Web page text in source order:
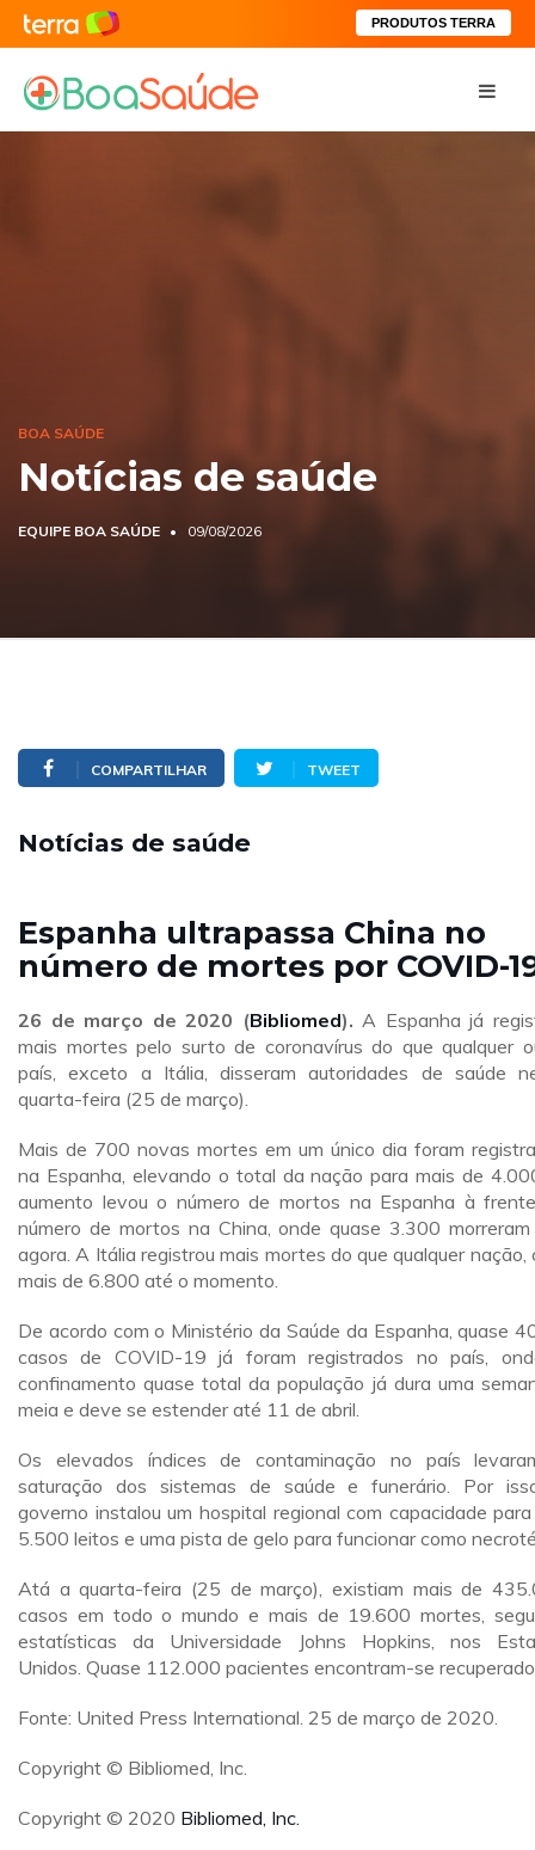
PRODUTOS TERRA
BOA SAÚDE
Notícias de saúde
EQUIPE BOA SAÚDE 09/08/2026
COMPARTILHAR TWEET
Notícias de saúde
Espanha ultrapassa China no
número de mortes por COVID-
26 de março de 2020 (Bibliomed). A Espanha já
mais mortes pelo surto de coronavírus do que qualquer
país, exceto a Itália, disseram autoridades de saúde
quarta-feira (25 de março).
Mais de 700 novas mortes em um único dia foram
na Espanha, elevando o total da nação para mais de
aumento levou o número de mortos na Espanha à
número de mortos na China, onde quase 3.300
agora. A Itália registrou mais mortes do que qualquer nação,
mais de 6.800 até o momento.
De acordo com o Ministério da Saúde da Espanha, quase
casos de COVID-19 já foram registrados no país,
confinamento quase total da população já dura uma
meia e deve se estender até 11 de abril.
Os elevados índices de contaminação no país
saturação dos sistemas de saúde e funerário. Por
governo instalou um hospital regional com capacidade
5.500 leitos e uma pista de gelo para funcionar como
Atá a quarta-feira (25 de março), existiam mais de
casos em todo o mundo e mais de 19.600 mortes,
estatísticas da Universidade Johns Hopkins, nos
Unidos. Quase 112.000 pacientes encontram-se
Fonte: United Press International. 25 de março de 2020.
Copyright © Bibliomed, Inc.
Copyright © 2020 Bibliomed, Inc.